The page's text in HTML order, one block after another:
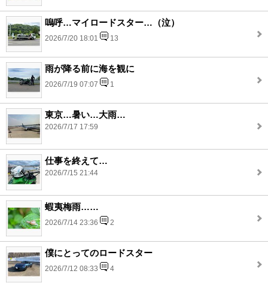
嗚呼…マイロードスター…（泣）
2026/7/20 18:01 13
雨が降る前に海を観に
2026/7/19 07:07 1
東京…暑い…大雨…
2026/7/17 17:59
仕事を終えて…
2026/7/15 21:44
蝦夷梅雨……
2026/7/14 23:36 2
僕にとってのロードスター
2026/7/12 08:33 4